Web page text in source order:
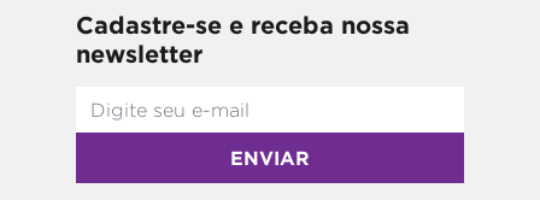
Cadastre-se e receba nossa
newsletter
ENVIAR